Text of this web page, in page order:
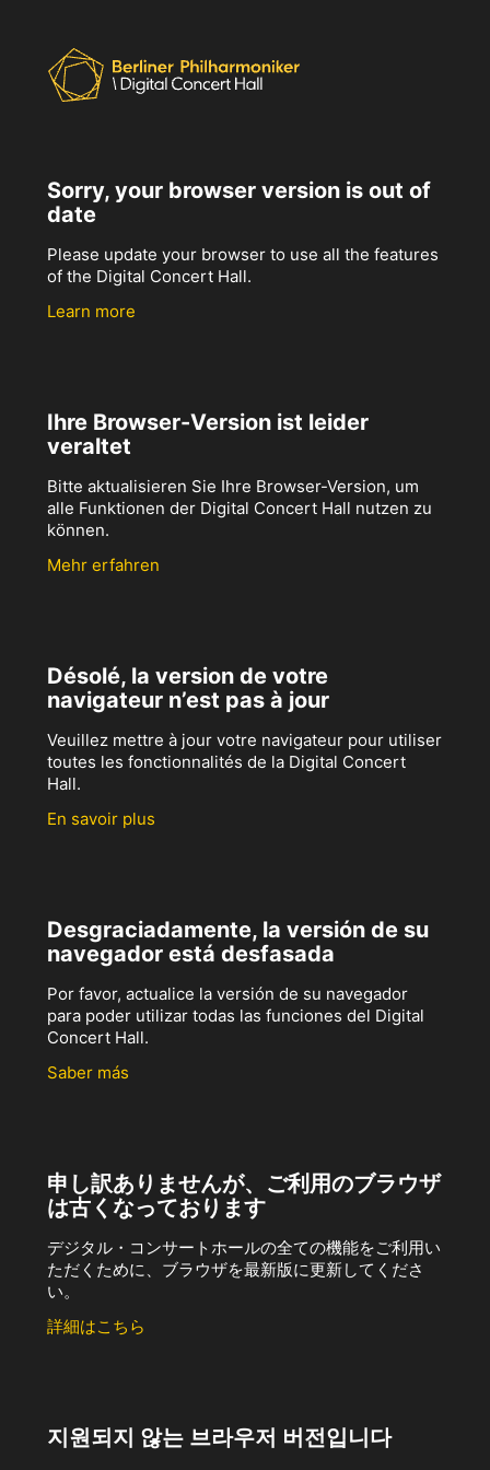
Sorry, your browser version is out of
date
Please update your browser to use all the features
of the Digital Concert Hall.
Learn more
Ihre Browser-Version ist leider
veraltet
Bitte aktualisieren Sie Ihre Browser-Version, um
alle Funktionen der Digital Concert Hall nutzen zu
können.
Mehr erfahren
Désolé, la version de votre
navigateur n’est pas à jour
Veuillez mettre à jour votre navigateur pour utiliser
toutes les fonctionnalités de la Digital Concert
Hall.
En savoir plus
Desgraciadamente, la versión de su
navegador está desfasada
Por favor, actualice la versión de su navegador
para poder utilizar todas las funciones del Digital
Concert Hall.
Saber más
申し訳ありませんが、ご利用のブラウザ
は古くなっております
デジタル・コンサートホールの全ての機能をご利用い
ただくために、ブラウザを最新版に更新してくださ
い。
詳細はこちら
지원되지 않는 브라우저 버전입니다